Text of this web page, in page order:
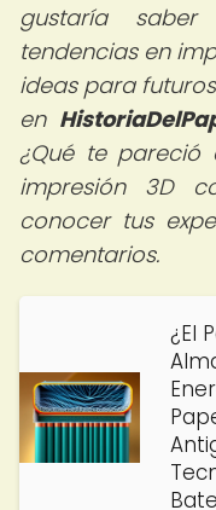
gustaría
tendencias en
ideas para
en
¿Qué te
impresión 3D
conocer tus
comentarios.
¿El